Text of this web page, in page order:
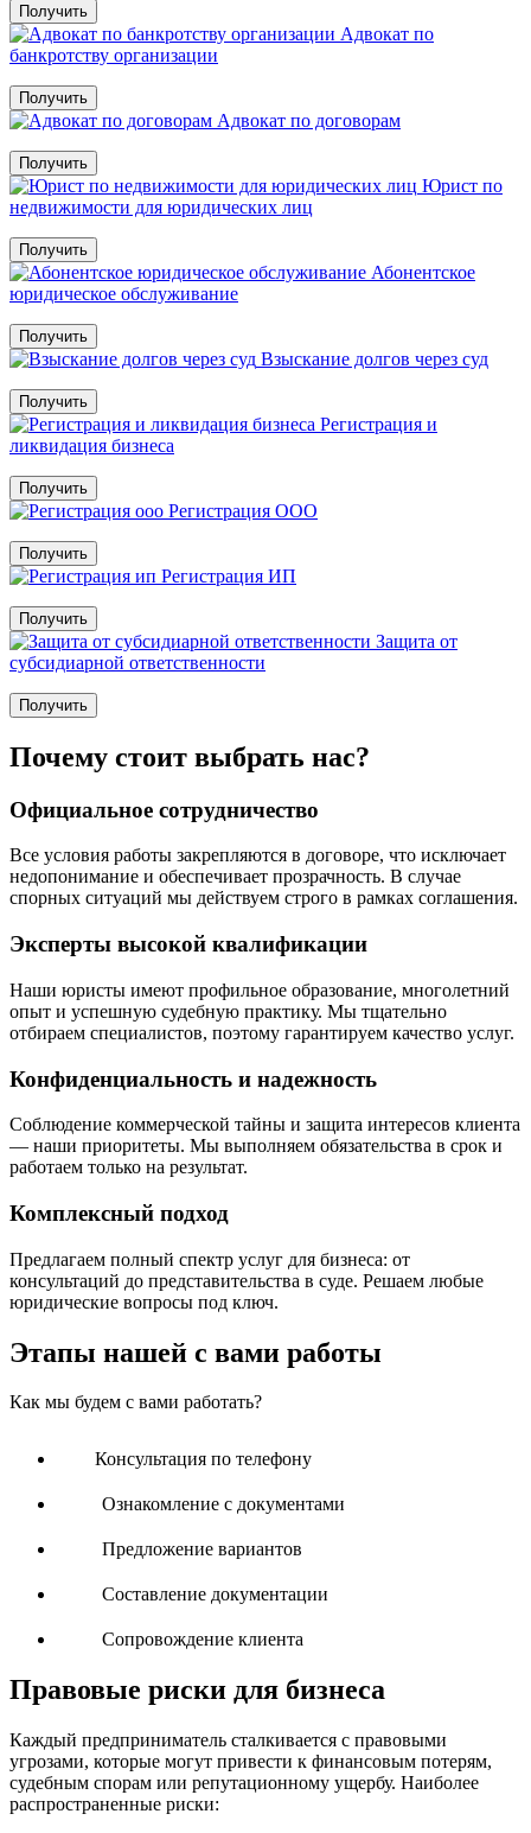
Получить
Адвокат по
банкротству организации
Получить
Адвокат по договорам
Получить
Юрист по
недвижимости для юридических лиц
Получить
Абонентское
юридическое обслуживание
Получить
Взыскание долгов через суд
Получить
Регистрация и
ликвидация бизнеса
Получить
Регистрация ООО
Получить
Регистрация ИП
Получить
Защита от
субсидиарной ответственности
Получить
Досудебное урегулирование налоговых споров
Разработка и подготовка документов компании
Корпоративное право
Консультации юриста по правовым вопросам
Почему стоит выбрать нас?
Официальное сотрудничество
Все условия работы закрепляются в договоре, что исключает
недопонимание и обеспечивает прозрачность. В случае
спорных ситуаций мы действуем строго в рамках соглашения.
Эксперты высокой квалификации
Наши юристы имеют профильное образование, многолетний
опыт и успешную судебную практику. Мы тщательно
отбираем специалистов, поэтому гарантируем качество услуг.
Конфиденциальность и надежность
Соблюдение коммерческой тайны и защита интересов клиента
— наши приоритеты. Мы выполняем обязательства в срок и
работаем только на результат.
Комплексный подход
Предлагаем полный спектр услуг для бизнеса: от
консультаций до представительства в суде. Решаем любые
юридические вопросы под ключ.
Этапы нашей с вами работы
Как мы будем с вами работать?
Консультация по телефону
Ознакомление с документами
Предложение вариантов
Составление документации
Сопровождение клиента
Правовые риски для бизнеса
Каждый предприниматель сталкивается с правовыми
угрозами, которые могут привести к финансовым потерям,
судебным спорам или репутационному ущербу. Наиболее
распространенные риски: